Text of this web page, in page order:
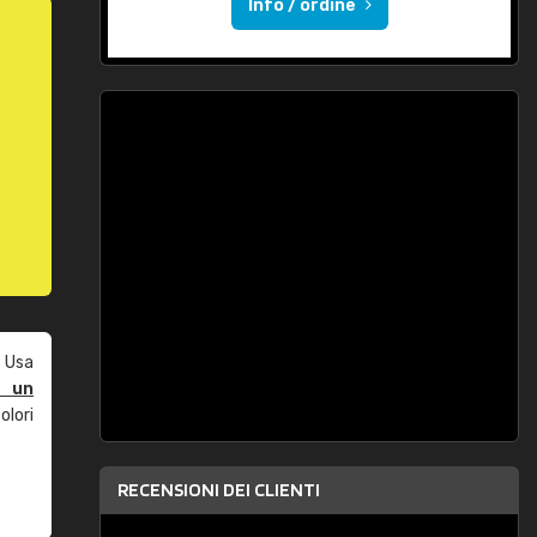
un
Info / ordine
RECENSIONI DEI CLIENTI